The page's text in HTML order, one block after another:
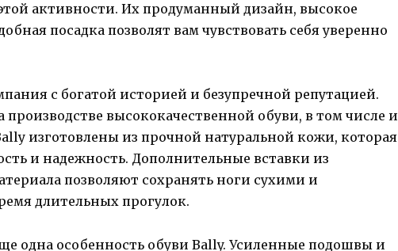
активности. Их продуманный дизайн, высокое
посадка позволят вам чувствовать себя уверенно
с богатой историей и безупречной репутацией.
производстве высококачественной обуви, в том числе и
изготовлены из прочной натуральной кожи, которая
и надежность. Дополнительные вставки из
позволяют сохранять ноги сухими и
длительных прогулок.
одна особенность обуви Bally. Усиленные подошвы и